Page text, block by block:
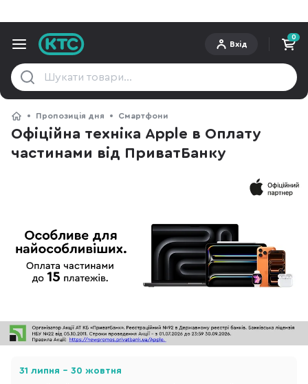
Вхід
0
Пропозиція дня Смартфони
Офіційна техніка Apple в Оплату
частинами від ПриватБанку
31 липня - 30 жовтня